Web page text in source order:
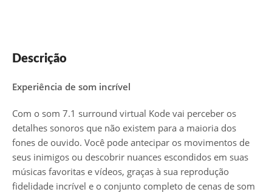
Descrição
Experiência de som incrível
Com o som 7.1 surround virtual Kode vai perceber os
detalhes sonoros que não existem para a maioria dos
fones de ouvido. Você pode antecipar os movimentos de
seus inimigos ou descobrir nuances escondidos em suas
músicas favoritas e vídeos, graças à sua reprodução
fidelidade incrível e o conjunto completo de cenas de som